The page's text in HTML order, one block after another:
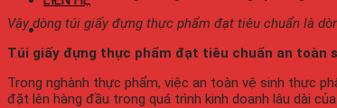
Vậy dòng túi giấy đựng thực phẩm đạt tiêu chuẩn là
Túi giấy đựng thực phẩm đạt tiêu chuẩn an toàn
Trong nghành thực phẩm, việc an toàn vệ sinh thực
đặt lên hàng đầu trong quá trình kinh doanh lâu dài